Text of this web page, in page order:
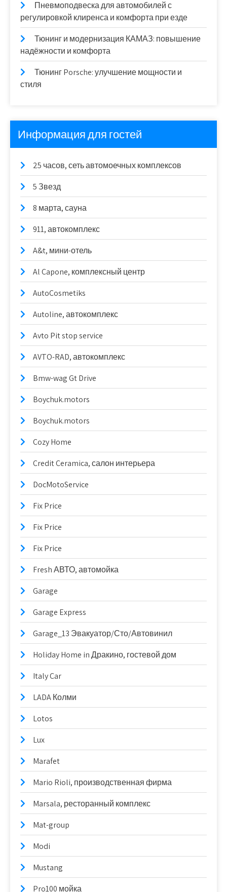
Пневмоподвеска для автомобилей с
регулировкой клиренса и комфорта при езде
Тюнинг и модернизация КАМАЗ: повышение
надёжности и комфорта
Тюнинг Porsche: улучшение мощности и
стиля
Информация для гостей
25 часов, сеть автомоечных комплексов
5 Звезд
8 марта, сауна
911, автокомплекс
A&t, мини-отель
Al Capone, комплексный центр
AutoCosmetiks
Autoline, автокомплекс
Avto Pit stop service
AVTO-RAD, автокомплекс
Bmw-wag Gt Drive
Boychuk.motors
Boychuk.motors
Cozy Home
Credit Ceramica, салон интерьера
DocMotoService
Fix Price
Fix Price
Fix Price
Fresh АВТО, автомойка
Garage
Garage Express
Garage_13 Эвакуатор/Сто/Автовинил
Holiday Home in Дракино, гостевой дом
Italy Car
LADA Колми
Lotos
Lux
Marafet
Mario Rioli, производственная фирма
Marsala, ресторанный комплекс
Mat-group
Modi
Mustang
Pro100 мойка